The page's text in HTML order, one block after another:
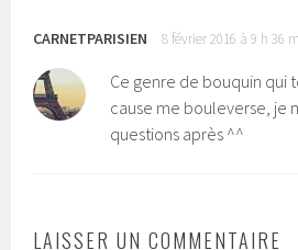
CARNETPARISIEN 8 février 2016 à 9 h 36
Ce genre de bouquin qui
cause me bouleverse, je
questions après ^^
LAISSER UN COMMENTAIRE